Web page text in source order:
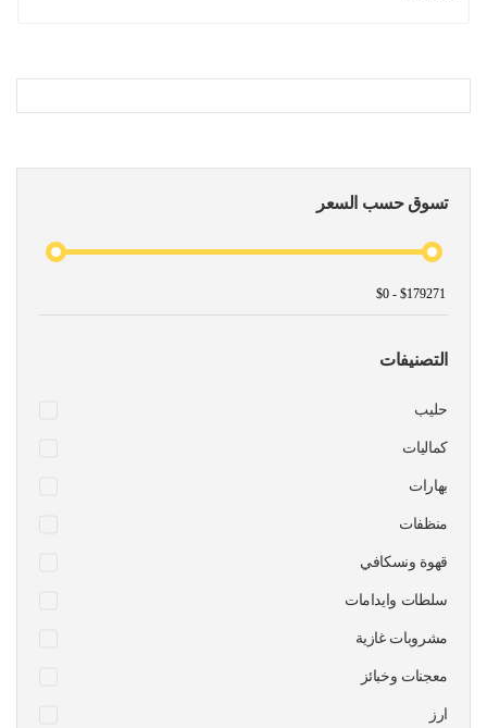
تسوق حسب السعر
التصنيفات
حليب
كماليات
بهارات
منظفات
قهوة ونسكافي
سلطات وايدامات
مشروبات غازية
معجنات وخبائز
ارز